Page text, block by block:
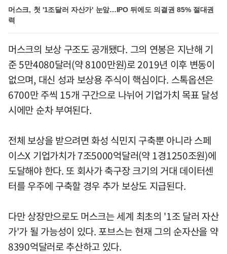
머스크, 첫 '1조달러 자산가' 눈앞…IPO 뒤에도 의결권 85% 절대권
력
머스크의 보상 구조도 공개됐다. 그의 연봉은 지난해 기
준 5만4080달러(약 8100만원)로 2019년 이후 변동이
없으며, 대신 성과 보상용 주식이 핵심이다. 스톡옵션은
6700만 주씩 15개 구간으로 나뉘어 기업가치 목표 달성
시에만 순차 부여된다.
전체 보상을 받으려면 화성 식민지 구축뿐 아니라 스페
이스X 기업가치가 7조5000억달러(약 1경1250조원)에
도달해야 한다. 또 회사가 축구장 크기의 거대 데이터센
터를 우주에 구축할 경우 추가 보상도 지급된다.
다만 상장만으로도 머스크는 세계 최초의 '1조 달러 자산
가'가 될 가능성이 있다. 포브스는 현재 그의 순자산을 약
8390억달러로 추산하고 있다.